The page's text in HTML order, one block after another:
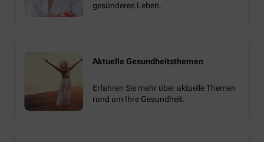
gesünderes Leben.
Aktuelle Gesundheitsthemen
Erfahren Sie mehr über aktuelle Themen
rund um Ihre Gesundheit.